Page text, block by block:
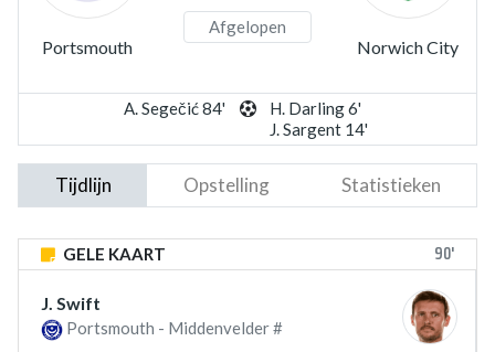
Portsmouth
Afgelopen
Norwich City
A. Segečić 84'
H. Darling 6'
J. Sargent 14'
Tijdlijn Opstelling Statistieken
GELE KAART 90'
J. Swift
Portsmouth - Middenvelder #